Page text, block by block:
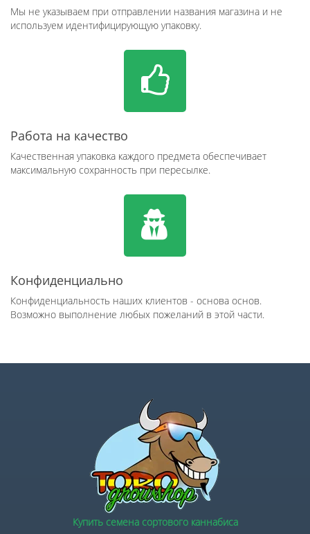
Мы не указываем при отправлении названия магазина и не
используем идентифицирующую упаковку.
Работа на качество
Качественная упаковка каждого предмета обеспечивает
максимальную сохранность при пересылке.
Конфиденциально
Конфиденциальность наших клиентов - основа основ.
Возможно выполнение любых пожеланий в этой части.
Купить семена сортового каннабиса